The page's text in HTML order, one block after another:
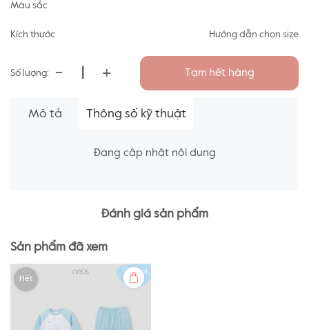
Màu sắc
Kích thước Hướng dẫn chọn size
Số lượng: - + Tạm hết hàng
Mô tả Thông số kỹ thuật
Đang cập nhật nội dung
Đánh giá sản phẩm
Sản phẩm đã xem
Hết